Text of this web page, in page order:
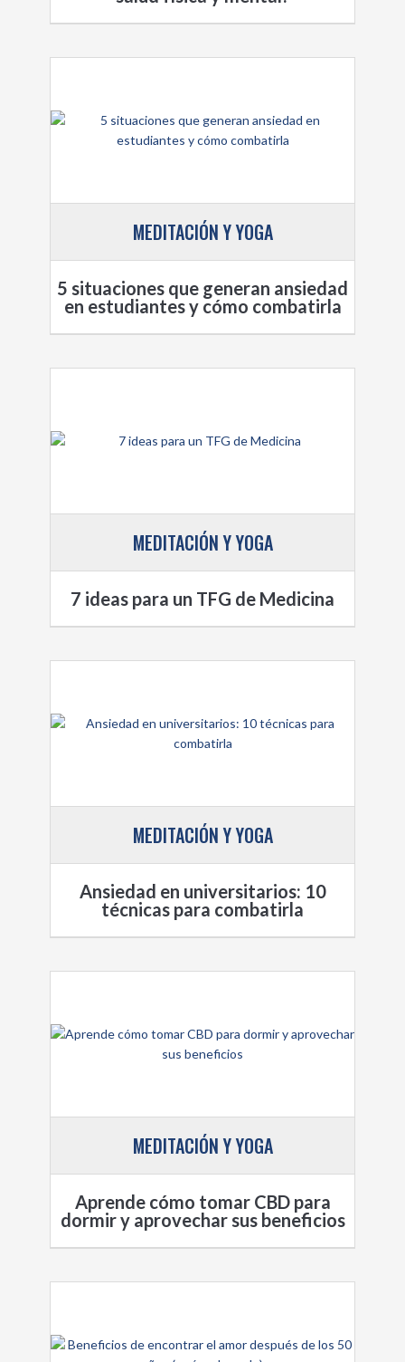
MEDITACIÓN Y YOGA
5 situaciones que generan ansiedad
en estudiantes y cómo combatirla
MEDITACIÓN Y YOGA
7 ideas para un TFG de Medicina
MEDITACIÓN Y YOGA
Ansiedad en universitarios: 10
técnicas para combatirla
MEDITACIÓN Y YOGA
Aprende cómo tomar CBD para
dormir y aprovechar sus beneficios